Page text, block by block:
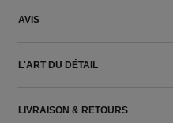
AVIS
L'ART DU DÉTAIL
LIVRAISON & RETOURS